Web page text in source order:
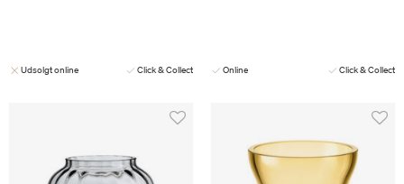
Udsolgt online Click & Collect Online Click & Collect